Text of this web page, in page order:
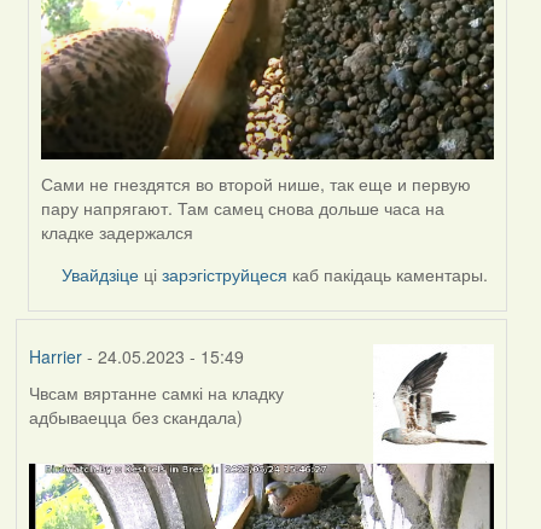
Сами не гнездятся во второй нише, так еще и первую
пару напрягают. Там самец снова дольше часа на
кладке задержался
Увайдзіце цізарэгіструйцеся каб пакідаць каментары.
Harrier- 24.05.2023 - 15:49
Чвсам вяртанне самкі на кладку
адбываецца без скандала)